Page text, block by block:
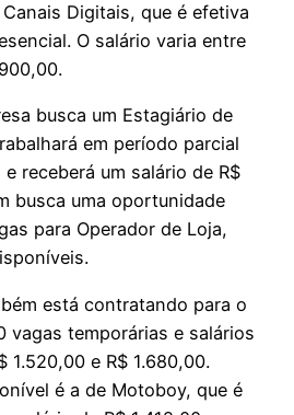
Digitais, que é efetiva
O salário varia entre
busca um Estagiário de
em período parcial
receberá um salário de R$
busca uma oportunidade
para Operador de Loja,
está contratando para o
vagas temporárias e salários
1.520,00 e R$ 1.680,00.
é a de Motoboy, que é